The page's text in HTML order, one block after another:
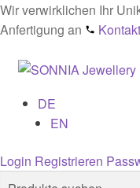
Wir verwirklichen Ihr
Anfertigung an
Kontakt
Zur
springen
Zum
springen
Startseite
AGB
DE
EN
Login Registrieren
Suchen
Suchen